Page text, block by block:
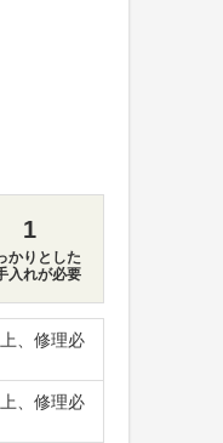
1
かりとした
入れが必要
、修理必
、修理必